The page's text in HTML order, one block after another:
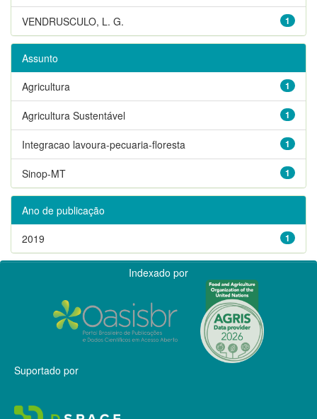
1
VENDRUSCULO, L. G.
Assunto
1
Agricultura
1
Agricultura Sustentável
1
Integracao lavoura-pecuaria-floresta
1
Sinop-MT
Ano de publicação
1
2019
Indexado por
Suportado por